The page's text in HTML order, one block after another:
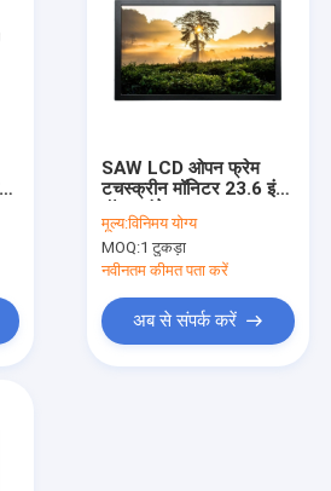
SAW LCD ओपन फ्रेम
टचस्क्रीन मॉनिटर 23.6 इंच
वॉल माउंटेड
मूल्य:विनिमय योग्य
MOQ:1 टुकड़ा
नवीनतम कीमत पता करें
अब से संपर्क करें